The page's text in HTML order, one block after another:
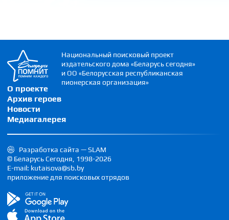
О проекте
Архив героев
Новости
Медиагалерея
Национальный поисковый проект
издательского дома «Беларусь сегодня»
и ОО «Белорусская республиканская
пионерская организация»
Разработка сайта — SLAM
© Беларусь Сегодня, 1998-2026
E-mail: kutaisova@sb.by
приложение для поисковых отрядов